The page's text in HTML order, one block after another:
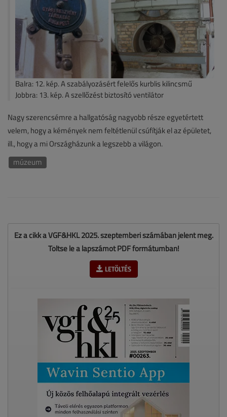
Balra: 12. kép. A szabályozásért felelős kurblis kilincsmű
Jobbra: 13. kép. A szellőzést biztosító ventilátor
Nagy szerencsémre a hallgatóság nagyobb része egyetértett
velem, hogy a kémények nem feltétlenül csúfítják el az épületet,
ill., hogy a mi Országházunk a legszebb a világon.
múzeum
Ez a cikk a VGF&HKL 2025. szeptemberi számában jelent meg.
Töltse le a lapszámot PDF formátumban!
LETÖLTÉS